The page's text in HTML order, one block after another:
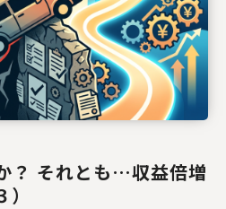
？ それとも…収益倍増